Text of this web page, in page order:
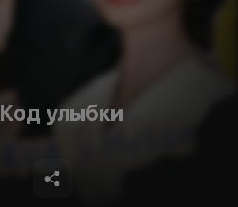
Код улыбки